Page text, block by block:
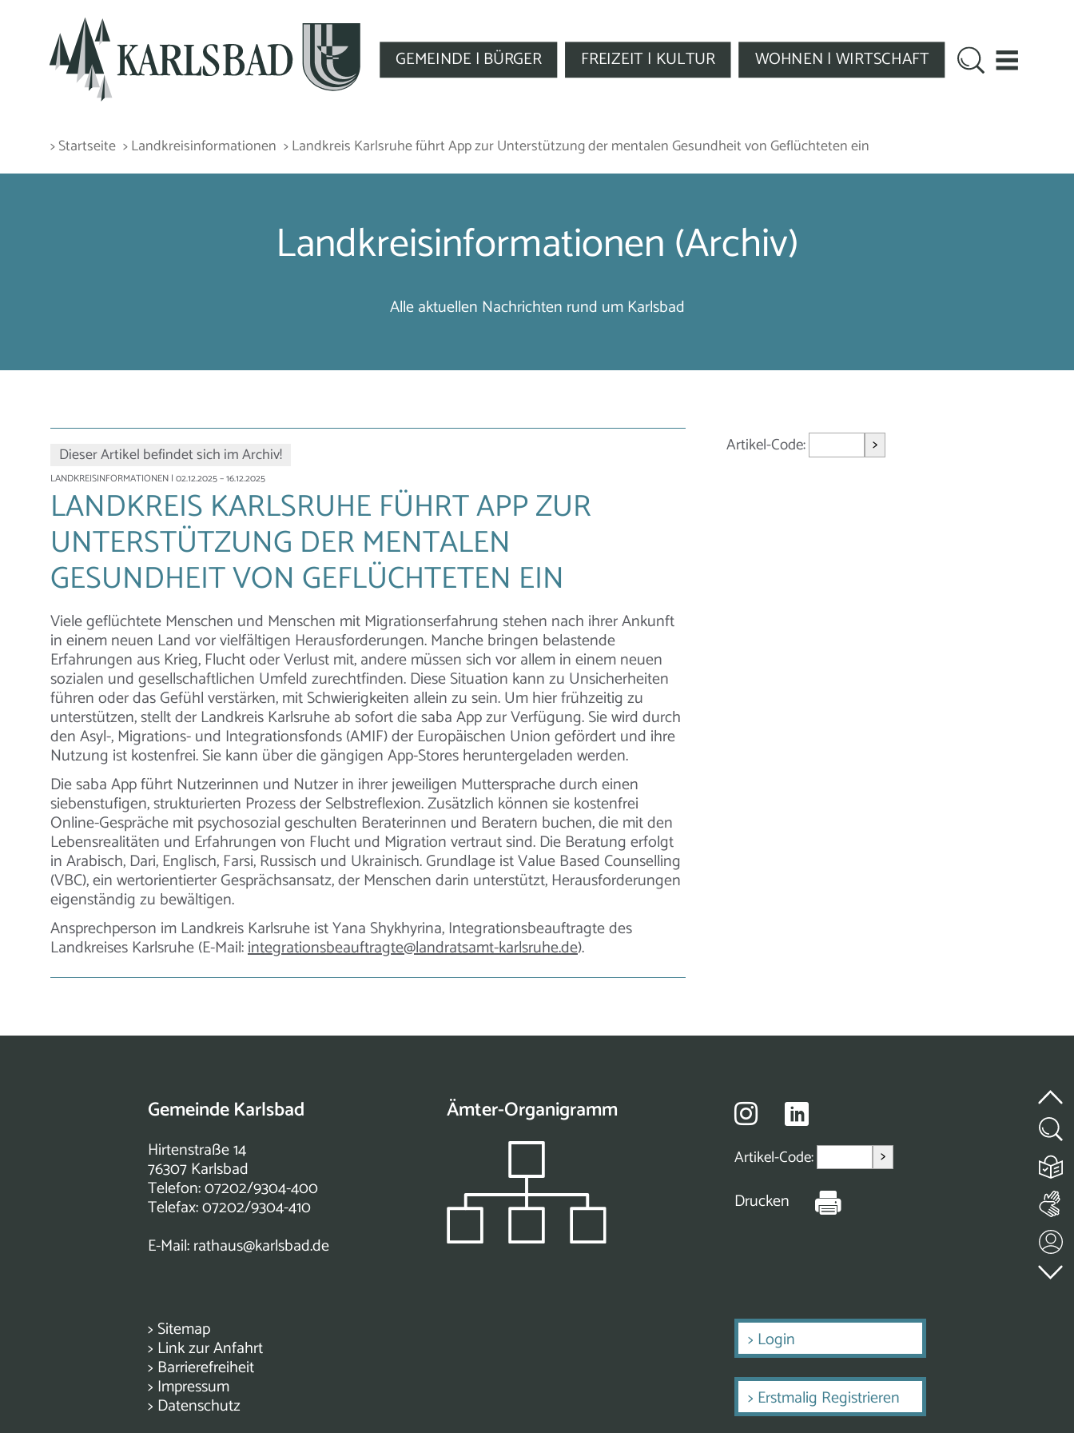
GEMEINDE | BÜRGER FREIZEIT | KULTUR WOHNEN | WIRTSCHAFT
> Startseite > Landkreisinformationen > Landkreis Karlsruhe führt App zur Unterstützung der mentalen Gesundheit von Geflüchteten ein
Landkreisinformationen (Archiv)
Alle aktuellen Nachrichten rund um Karlsbad
Dieser Artikel befindet sich im Archiv!
LANDKREISINFORMATIONEN | 02.12.2025 – 16.12.2025
LANDKREIS KARLSRUHE FÜHRT APP ZUR
UNTERSTÜTZUNG DER MENTALEN
GESUNDHEIT VON GEFLÜCHTETEN EIN
Viele geflüchtete Menschen und Menschen mit Migrationserfahrung stehen nach ihrer Ankunft
in einem neuen Land vor vielfältigen Herausforderungen. Manche bringen belastende
Erfahrungen aus Krieg, Flucht oder Verlust mit, andere müssen sich vor allem in einem neuen
sozialen und gesellschaftlichen Umfeld zurechtfinden. Diese Situation kann zu Unsicherheiten
führen oder das Gefühl verstärken, mit Schwierigkeiten allein zu sein. Um hier frühzeitig zu
unterstützen, stellt der Landkreis Karlsruhe ab sofort die saba App zur Verfügung. Sie wird durch
den Asyl-, Migrations- und Integrationsfonds (AMIF) der Europäischen Union gefördert und ihre
Nutzung ist kostenfrei. Sie kann über die gängigen App-Stores heruntergeladen werden.
Die saba App führt Nutzerinnen und Nutzer in ihrer jeweiligen Muttersprache durch einen
siebenstufigen, strukturierten Prozess der Selbstreflexion. Zusätzlich können sie kostenfrei
Online-Gespräche mit psychosozial geschulten Beraterinnen und Beratern buchen, die mit den
Lebensrealitäten und Erfahrungen von Flucht und Migration vertraut sind. Die Beratung erfolgt
in Arabisch, Dari, Englisch, Farsi, Russisch und Ukrainisch. Grundlage ist Value Based Counselling
(VBC), ein wertorientierter Gesprächsansatz, der Menschen darin unterstützt, Herausforderungen
eigenständig zu bewältigen.
Ansprechperson im Landkreis Karlsruhe ist Yana Shykhyrina, Integrationsbeauftragte des
Landkreises Karlsruhe (E-Mail:integrationsbeauftragte@landratsamt-karlsruhe.de).
Artikel-Code: >
Gemeinde Karlsbad
Hirtenstraße 14
76307 Karlsbad
Telefon: 07202/9304-400
Telefax: 07202/9304-410
E-Mail:rathaus@karlsbad.de
> Sitemap
> Link zur Anfahrt
> Barrierefreiheit
> Impressum
> Datenschutz
Ämter-Organigramm
Artikel-Code: >
Drucken
> Login
> Erstmalig Registrieren